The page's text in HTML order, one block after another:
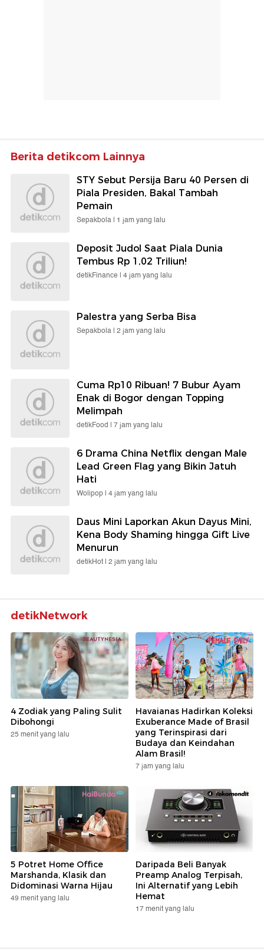
Berita detikcom Lainnya
STY Sebut Persija Baru 40 Persen di
Piala Presiden, Bakal Tambah
Pemain
Sepakbola | 1 jam yang lalu
Deposit Judol Saat Piala Dunia
Tembus Rp 1,02 Triliun!
detikFinance | 4 jam yang lalu
Palestra yang Serba Bisa
Sepakbola | 2 jam yang lalu
Cuma Rp10 Ribuan! 7 Bubur Ayam
Enak di Bogor dengan Topping
Melimpah
detikFood | 7 jam yang lalu
6 Drama China Netflix dengan Male
Lead Green Flag yang Bikin Jatuh
Hati
Wolipop | 4 jam yang lalu
Daus Mini Laporkan Akun Dayus Mini,
Kena Body Shaming hingga Gift Live
Menurun
detikHot | 2 jam yang lalu
detikNetwork
4 Zodiak yang Paling Sulit
Dibohongi
25 menit yang lalu
Havaianas Hadirkan Koleksi
Exuberance Made of Brasil
yang Terinspirasi dari
Budaya dan Keindahan
Alam Brasil!
7 jam yang lalu
5 Potret Home Office
Marshanda, Klasik dan
Didominasi Warna Hijau
49 menit yang lalu
Daripada Beli Banyak
Preamp Analog Terpisah,
Ini Alternatif yang Lebih
Hemat
17 menit yang lalu